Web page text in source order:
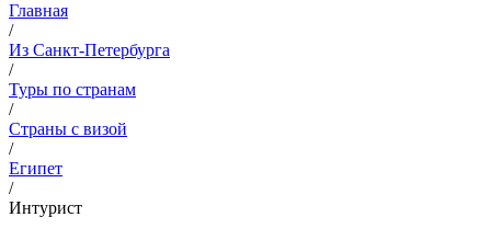
Главная
/
Из Санкт-Петербурга
/
Туры по странам
/
Страны с визой
/
Египет
/
Интурист